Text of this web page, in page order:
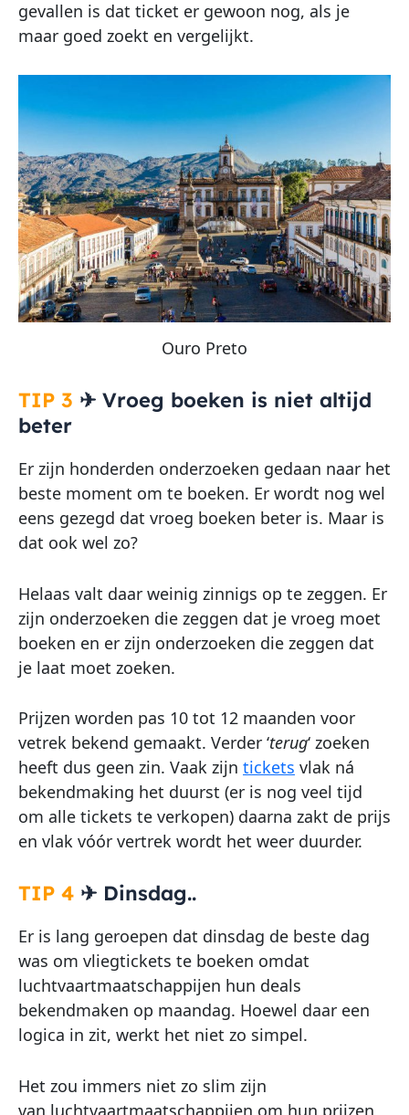
gevallen is dat ticket er gewoon nog, als je
maar goed zoekt en vergelijkt.
Ouro Preto
TIP 3 ✈ Vroeg boeken is niet altijd
beter
Er zijn honderden onderzoeken gedaan naar het
beste moment om te boeken. Er wordt nog wel
eens gezegd dat vroeg boeken beter is. Maar is
dat ook wel zo?
Helaas valt daar weinig zinnigs op te zeggen. Er
zijn onderzoeken die zeggen dat je vroeg moet
boeken en er zijn onderzoeken die zeggen dat
je laat moet zoeken.
Prijzen worden pas 10 tot 12 maanden voor
vetrek bekend gemaakt. Verder ‘terug‘ zoeken
heeft dus geen zin. Vaak zijn tickets vlak ná
bekendmaking het duurst (er is nog veel tijd
om alle tickets te verkopen) daarna zakt de prijs
en vlak vóór vertrek wordt het weer duurder.
TIP 4 ✈ Dinsdag..
Er is lang geroepen dat dinsdag de beste dag
was om vliegtickets te boeken omdat
luchtvaartmaatschappijen hun deals
bekendmaken op maandag. Hoewel daar een
logica in zit, werkt het niet zo simpel.
Het zou immers niet zo slim zijn
van luchtvaartmaatschappijen om hun prijzen